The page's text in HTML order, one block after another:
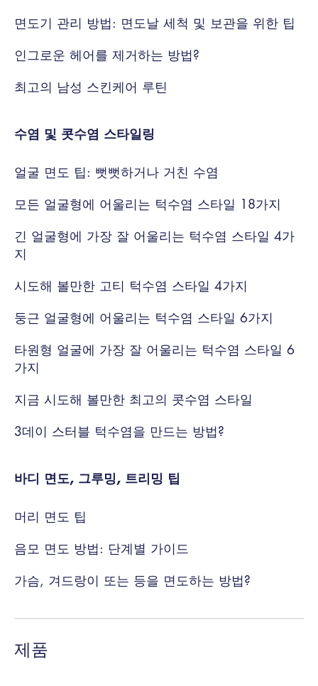
면도기 관리 방법: 면도날 세척 및 보관을 위한 팁
인그로운 헤어를 제거하는 방법?
최고의 남성 스킨케어 루틴
수염 및 콧수염 스타일링
얼굴 면도 팁: 뻣뻣하거나 거친 수염
모든 얼굴형에 어울리는 턱수염 스타일 18가지
긴 얼굴형에 가장 잘 어울리는 턱수염 스타일 4가
지
시도해 볼만한 고티 턱수염 스타일 4가지
둥근 얼굴형에 어울리는 턱수염 스타일 6가지
타원형 얼굴에 가장 잘 어울리는 턱수염 스타일 6
가지
지금 시도해 볼만한 최고의 콧수염 스타일
3데이 스터블 턱수염을 만드는 방법?
바디 면도, 그루밍, 트리밍 팁
머리 면도 팁
음모 면도 방법: 단계별 가이드
가슴, 겨드랑이 또는 등을 면도하는 방법?
제품